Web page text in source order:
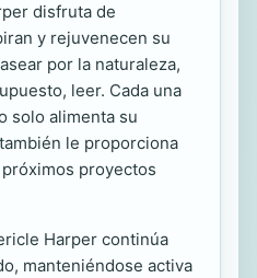
disfruta de
y rejuvenecen su
por la naturaleza,
leer. Cada una
solo alimenta su
le proporciona
proyectos
Harper continúa
manteniéndose activa